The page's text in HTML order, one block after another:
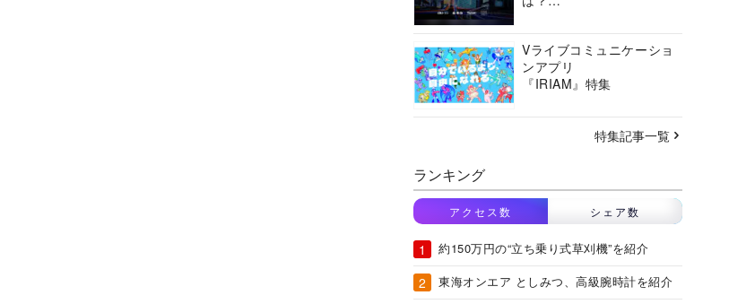
ーシアムの挑戦に迫る
Vライブコミュニケーショ
ンアプリ
『IRIAM』特集
特集記事一覧
ランキング
アクセス数 シェア数
約150万円の“立ち乗り式草刈機”を紹介
東海オンエア としみつ、高級腕時計を紹介